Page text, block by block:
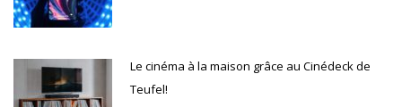
Le cinéma à la maison grâce au Cinédeck de
Teufel!